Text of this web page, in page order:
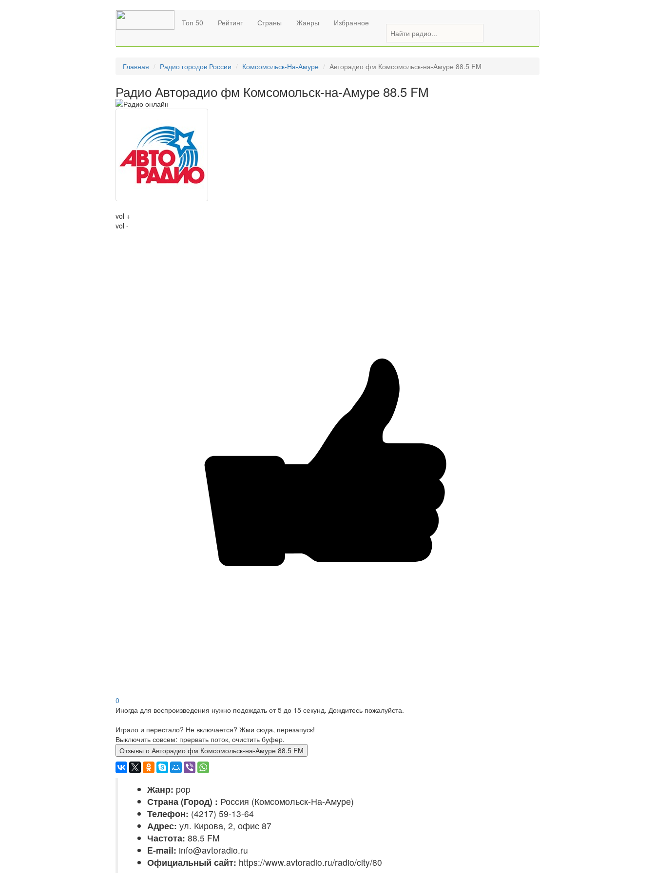
Топ 50 Рейтинг Страны Жанры Избранное
Главная Радио городов России Комсомольск-На-Амуре Авторадио фм Комсомольск-на-Амуре 88.5 FM
Радио Авторадио фм Комсомольск-на-Амуре 88.5 FM
vol +
vol -
0
Иногда для воспроизведения нужно подождать от 5 до 15 секунд. Дождитесь пожалуйста.
Играло и перестало? Не включается? Жми сюда, перезапуск!
Выключить совсем: прервать поток, очистить буфер.
Отзывы о Авторадио фм Комсомольск-на-Амуре 88.5 FM
Жанр: pop
Страна (Город) : Россия (Комсомольск-На-Амуре)
Телефон: (4217) 59-13-64
Адрес: ул. Кирова, 2, офис 87
Частота: 88.5 FM
E-mail: info@avtoradio.ru
Официальный сайт: https://www.avtoradio.ru/radio/city/80